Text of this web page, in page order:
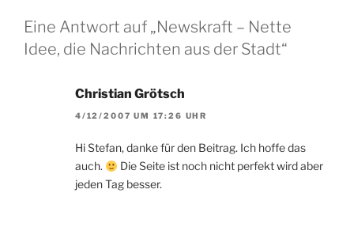
ja, bereits seit…
Eine Antwort auf „Newskraft – Nette
Idee, die Nachrichten aus der Stadt“
Christian Grötsch
4/12/2007 UM 17:26 UHR
Hi Stefan, danke für den Beitrag. Ich hoffe das
auch.
Die Seite ist noch nicht perfekt wird aber
jeden Tag besser.